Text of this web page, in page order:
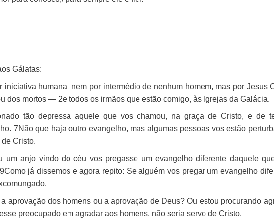
Gálatas:
humana, nem por intermédio de nenhum homem, mas por Jesus
dos mortos — 2e todos os irmãos que estão comigo, às Igrejas da Galácia.
tão depressa aquele que vos chamou, na graça de Cristo, e de
7Não que haja outro evangelho, mas algumas pessoas vos estão
Cristo.
um anjo vindo do céu vos pregasse um evangelho diferente daquele
9Como já dissemos e agora repito: Se alguém vos pregar um evangelho
aprovação dos homens ou a aprovação de Deus? Ou estou procurando
preocupado em agradar aos homens, não seria servo de Cristo.